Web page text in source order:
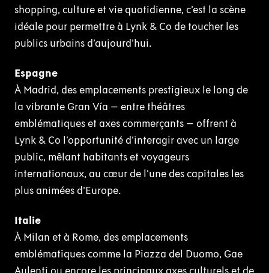
shopping, culture et vie quotidienne, c’est la scène
idéale pour permettre à Lynk & Co de toucher les
publics urbains d’aujourd’hui.
Espagne
À Madrid, des emplacements prestigieux le long de
la vibrante Gran Vía – entre théâtres
emblématiques et axes commerçants – offrent à
Lynk & Co l’opportunité d’interagir avec un large
public, mêlant habitants et voyageurs
internationaux, au cœur de l’une des capitales les
plus animées d’Europe.
Italie
À Milan et à Rome, des emplacements
emblématiques comme la Piazza del Duomo, Gae